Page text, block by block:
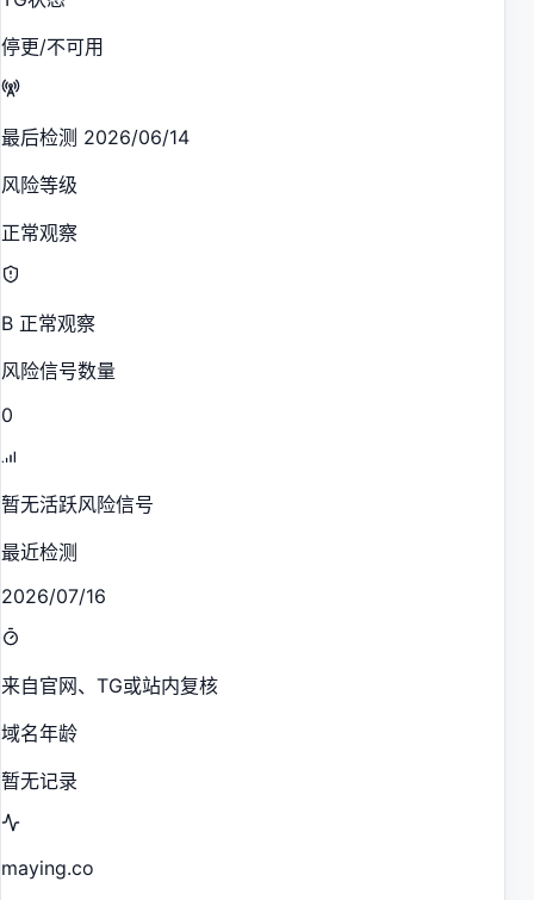
停更/不可用
最后检测 2026/06/14
风险等级
正常观察
B 正常观察
风险信号数量
0
暂无活跃风险信号
最近检测
2026/07/16
来自官网、TG或站内复核
域名年龄
暂无记录
maying.co